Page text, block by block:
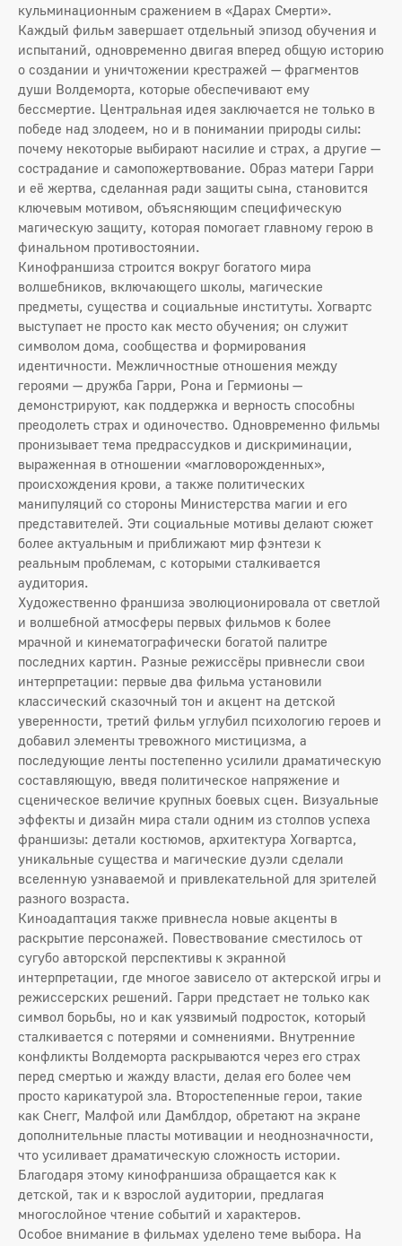
кульминационным сражением в «Дарах Смерти».
Каждый фильм завершает отдельный эпизод обучения и
испытаний, одновременно двигая вперед общую историю
о создании и уничтожении крестражей — фрагментов
души Волдеморта, которые обеспечивают ему
бессмертие. Центральная идея заключается не только в
победе над злодеем, но и в понимании природы силы:
почему некоторые выбирают насилие и страх, а другие —
сострадание и самопожертвование. Образ матери Гарри
и её жертва, сделанная ради защиты сына, становится
ключевым мотивом, объясняющим специфическую
магическую защиту, которая помогает главному герою в
финальном противостоянии.
Кинофраншиза строится вокруг богатого мира
волшебников, включающего школы, магические
предметы, существа и социальные институты. Хогвартс
выступает не просто как место обучения; он служит
символом дома, сообщества и формирования
идентичности. Межличностные отношения между
героями — дружба Гарри, Рона и Гермионы —
демонстрируют, как поддержка и верность способны
преодолеть страх и одиночество. Одновременно фильмы
пронизывает тема предрассудков и дискриминации,
выраженная в отношении «магловорожденных»,
происхождения крови, а также политических
манипуляций со стороны Министерства магии и его
представителей. Эти социальные мотивы делают сюжет
более актуальным и приближают мир фэнтези к
реальным проблемам, с которыми сталкивается
аудитория.
Художественно франшиза эволюционировала от светлой
и волшебной атмосферы первых фильмов к более
мрачной и кинематографически богатой палитре
последних картин. Разные режиссёры привнесли свои
интерпретации: первые два фильма установили
классический сказочный тон и акцент на детской
уверенности, третий фильм углубил психологию героев и
добавил элементы тревожного мистицизма, а
последующие ленты постепенно усилили драматическую
составляющую, введя политическое напряжение и
сценическое величие крупных боевых сцен. Визуальные
эффекты и дизайн мира стали одним из столпов успеха
франшизы: детали костюмов, архитектура Хогвартса,
уникальные существа и магические дуэли сделали
вселенную узнаваемой и привлекательной для зрителей
разного возраста.
Киноадаптация также привнесла новые акценты в
раскрытие персонажей. Повествование сместилось от
сугубо авторской перспективы к экранной
интерпретации, где многое зависело от актерской игры и
режиссерских решений. Гарри предстает не только как
символ борьбы, но и как уязвимый подросток, который
сталкивается с потерями и сомнениями. Внутренние
конфликты Волдеморта раскрываются через его страх
перед смертью и жажду власти, делая его более чем
просто карикатурой зла. Второстепенные герои, такие
как Снегг, Малфой или Дамблдор, обретают на экране
дополнительные пласты мотивации и неоднозначности,
что усиливает драматическую сложность истории.
Благодаря этому кинофраншиза обращается как к
детской, так и к взрослой аудитории, предлагая
многослойное чтение событий и характеров.
Особое внимание в фильмах уделено теме выбора. На